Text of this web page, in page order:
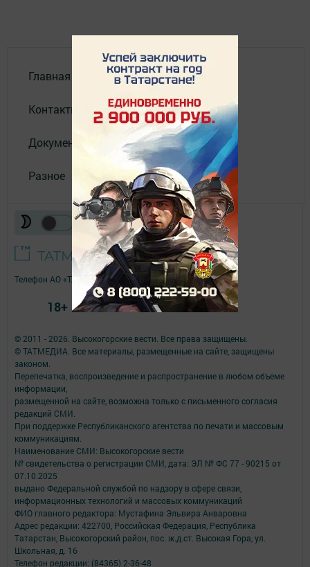
Главная
Контакты
Документы
Разное
© 2011 - 2026. Высокогорские вести. Все права защищены.
© ТАТМЕДИА. Все материалы, размещенные на сайте, защищены
законом.
Перепечатка, воспроизведение и распространение в любом объеме
информации,
размещенной на сайте, возможна только с письменного согласия
редакций СМИ.
При поддержке Республиканского агентства по печати и массовым
коммуникациям.
Наименование СМИ: Высокогорские вести
№ свидетельства о регистрации СМИ, дата: ЭЛ № ФС 77 - 90215 от
07.10.2025
выдано Федеральной службой по надзору в сфере связи,
информационных технологий и массовых коммуникаций
ФИО главного редактора: Мустафина Эльвира Анваровна
Адрес редакции: 422700, Российская Федерация, Республика
Татарстан, Высокогорский район, пос. ж.д.ст. Высокая Гора, ул.
Школьная, д. 16
Телефон редакции: (84365) 2-36-48
Телефон АО «ТАТМЕДИА»: (843) 222 09 84
18+